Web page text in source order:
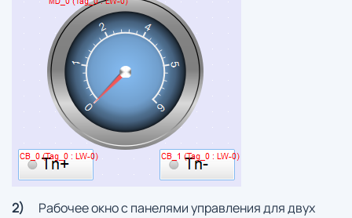
2) Рабочее окно с панелями управления для двух